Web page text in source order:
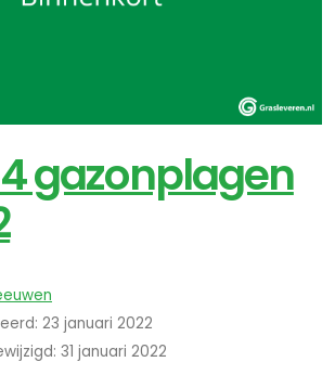
gazonplagen
23 januari 2022
31 januari 2022